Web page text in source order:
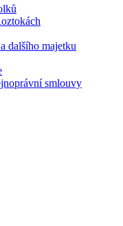
dalšího majetku
smlouvy